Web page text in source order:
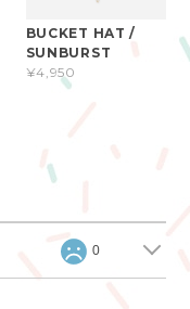
BUCKET HAT /
SUNBURST
¥4,950
0